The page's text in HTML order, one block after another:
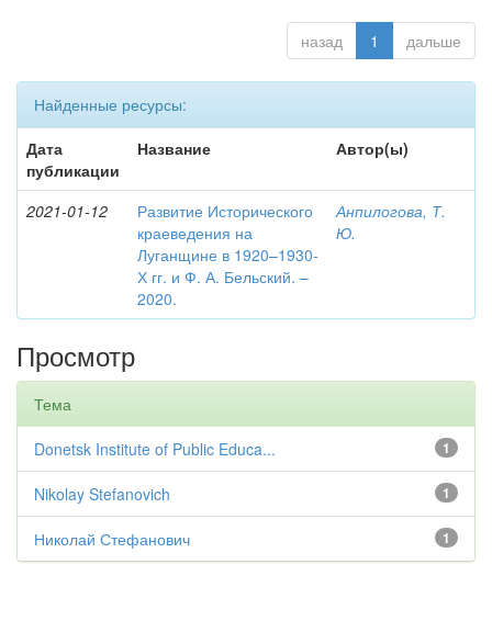
назад 1 дальше
Найденные ресурсы:
Дата
публикации
Название Автор(ы)
2021-01-12
Развитие Исторического
краеведения на
Луганщине в 1920–1930-
Х гг. и Ф. А. Бельский. –
2020.
Анпилогова, Т.
Ю.
Просмотр
Тема
1
Donetsk Institute of Public Educa...
1
Nikolay Stefanovich
1
Николай Стефанович